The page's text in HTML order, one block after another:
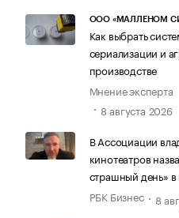
ООО «МАЛЛЕНОМ
Как выбрать
сериализации и
производстве
Мнение эксперта
8 августа 2026
В Ассоциации
кинотеатров
страшный день» в
РБК Бизнес
8